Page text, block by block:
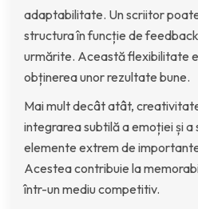
adaptabilitate. Un scriitor
structura în funcție de
urmărite. Această flexibilitate
obținerea unor rezultate bune.
Mai mult decât atât,
integrarea subtilă a emoției și
elemente extrem de
Acestea contribuie la
într-un mediu competitiv.